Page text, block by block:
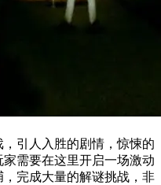
引人入胜的剧情，惊悚的
需要在这里开启一场激动
完成大量的解谜挑战，非